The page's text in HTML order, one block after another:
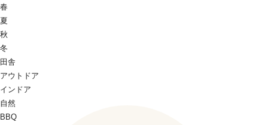
春
夏
秋
冬
田舎
アウトドア
インドア
自然
BBQ